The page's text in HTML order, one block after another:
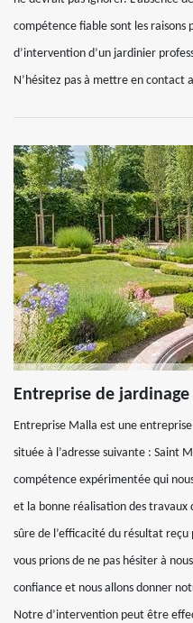
compétence fiable sont les raisons
d’intervention d’un jardinier
N’hésitez pas à mettre en contact
Entreprise de
Entreprise Malla est une
située à l’adresse suivante : Saint
compétence expérimentée qui
et la bonne réalisation des travaux
sûre de l’efficacité du résultat
vous prions de ne pas hésiter à
confiance et nous allons donner
Notre d’intervention peut être